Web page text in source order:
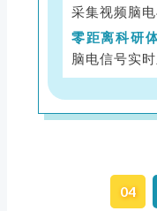
采集视频脑
零距离科研
脑电信号实
04